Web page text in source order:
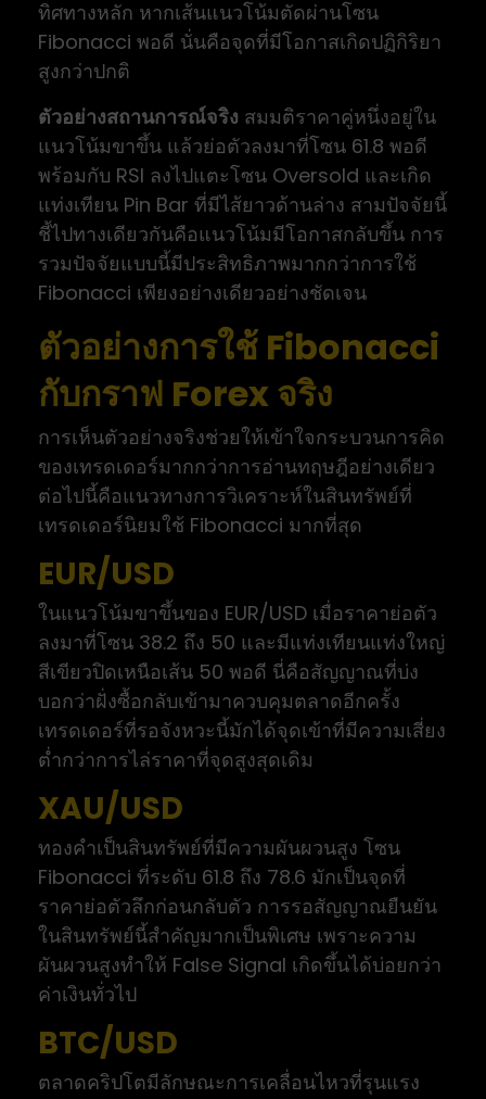
ทิศทางหลัก หากเส้นแนวโน้มตัดผ่านโซน
Fibonacci พอดี นั่นคือจุดที่มีโอกาสเกิดปฏิกิริยา
สูงกว่าปกติ
ตัวอย่างสถานการณ์จริง สมมติราคาคู่หนึ่งอยู่ใน
แนวโน้มขาขึ้น แล้วย่อตัวลงมาที่โซน 61.8 พอดี
พร้อมกับ RSI ลงไปแตะโซน Oversold และเกิด
แท่งเทียน Pin Bar ที่มีไส้ยาวด้านล่าง สามปัจจัยนี้
ชี้ไปทางเดียวกันคือแนวโน้มมีโอกาสกลับขึ้น การ
รวมปัจจัยแบบนี้มีประสิทธิภาพมากกว่าการใช้
Fibonacci เพียงอย่างเดียวอย่างชัดเจน
ตัวอย่างการใช้ Fibonacci
กับกราฟ Forex จริง
การเห็นตัวอย่างจริงช่วยให้เข้าใจกระบวนการคิด
ของเทรดเดอร์มากกว่าการอ่านทฤษฎีอย่างเดียว
ต่อไปนี้คือแนวทางการวิเคราะห์ในสินทรัพย์ที่
เทรดเดอร์นิยมใช้ Fibonacci มากที่สุด
EUR/USD
ในแนวโน้มขาขึ้นของ EUR/USD เมื่อราคาย่อตัว
ลงมาที่โซน 38.2 ถึง 50 และมีแท่งเทียนแท่งใหญ่
สีเขียวปิดเหนือเส้น 50 พอดี นี่คือสัญญาณที่บ่ง
บอกว่าฝั่งซื้อกลับเข้ามาควบคุมตลาดอีกครั้ง
เทรดเดอร์ที่รอจังหวะนี้มักได้จุดเข้าที่มีความเสี่ยง
ต่ำกว่าการไล่ราคาที่จุดสูงสุดเดิม
XAU/USD
ทองคำเป็นสินทรัพย์ที่มีความผันผวนสูง โซน
Fibonacci ที่ระดับ 61.8 ถึง 78.6 มักเป็นจุดที่
ราคาย่อตัวลึกก่อนกลับตัว การรอสัญญาณยืนยัน
ในสินทรัพย์นี้สำคัญมากเป็นพิเศษ เพราะความ
ผันผวนสูงทำให้ False Signal เกิดขึ้นได้บ่อยกว่า
ค่าเงินทั่วไป
BTC/USD
ตลาดคริปโตมีลักษณะการเคลื่อนไหวที่รุนแรง